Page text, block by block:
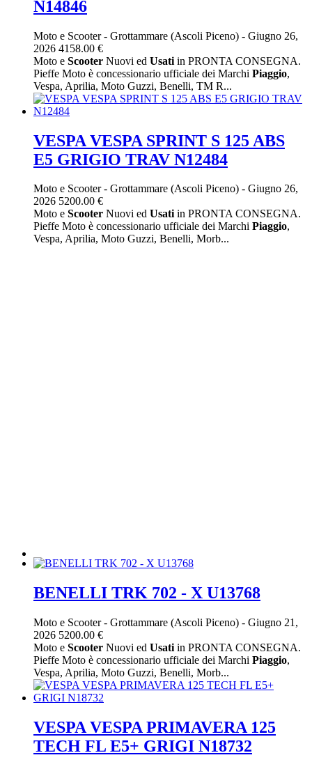
N14846
Moto e Scooter- Grottammare (Ascoli Piceno) - Giugno 26,
2026 4158.00 €
Moto e Scooter Nuovi ed Usati in PRONTA CONSEGNA.
Pieffe Moto è concessionario ufficiale dei Marchi Piaggio,
Vespa, Aprilia, Moto Guzzi, Benelli, TM R...
VESPA VESPA SPRINT S 125 ABS
E5 GRIGIO TRAV N12484
Moto e Scooter- Grottammare (Ascoli Piceno) - Giugno 26,
2026 5200.00 €
Moto e Scooter Nuovi ed Usatiin PRONTA CONSEGNA.
Pieffe Moto è concessionario ufficiale dei Marchi Piaggio,
Vespa, Aprilia, Moto Guzzi, Benelli, Morb...
BENELLI TRK 702 - X U13768
Moto e Scooter- Grottammare (Ascoli Piceno) - Giugno 21,
2026 5200.00 €
Moto e Scooter Nuovi ed Usati in PRONTA CONSEGNA.
Pieffe Moto è concessionario ufficiale dei Marchi Piaggio,
Vespa, Aprilia, Moto Guzzi, Benelli, Morb...
VESPA VESPA PRIMAVERA 125
TECH FL E5+ GRIGI N18732